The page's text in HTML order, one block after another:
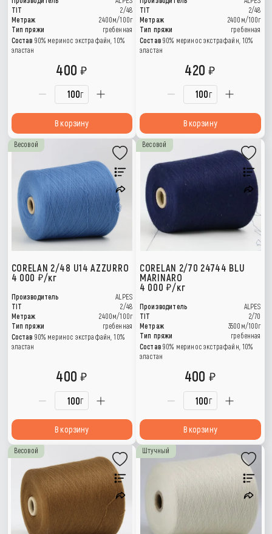
TIT
2/48
Метраж
2400м/100г
Тип пряжи
гребенная
Состав 90% меринос экстрафайн, 10%
эластан
г
400
В корзину
TIT
2/48
Метраж
2400м/100г
Тип пряжи
гребенная
Состав 90% меринос экстрафайн, 10%
эластан
г
420
В корзину
Весовой
CORELAN 2/48 U14 AZZURRO
4 000
/кг
Производитель
ALPES
TIT
2/48
Метраж
2400м/100г
Тип пряжи
гребенная
Состав 90% меринос экстрафайн, 10%
эластан
г
400
В корзину
Весовой
CORELAN 2/70 24744 BLU
MARINARO
4 000 /кг
Производитель
ALPES
TIT
2/70
Метраж
3500м/100г
Тип пряжи
гребенная
Состав 90% меринос экстрафайн, 10%
эластан
г
400
В корзину
Весовой Штучный